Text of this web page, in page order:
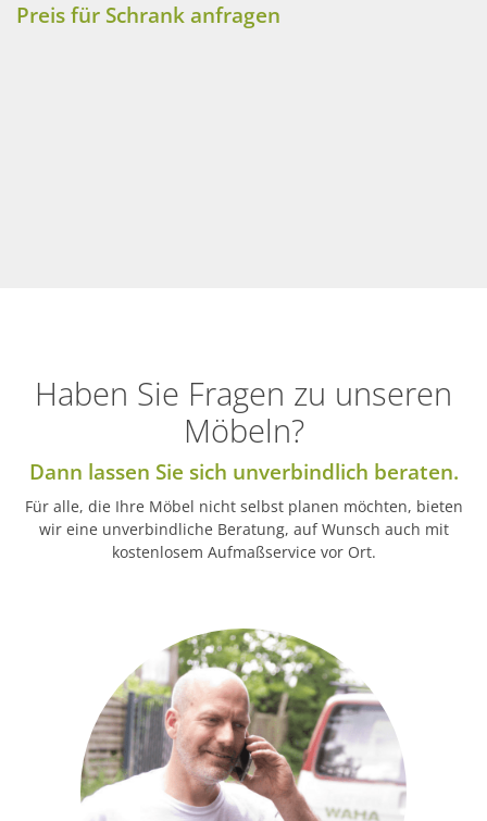
Preis für Schrank anfragen
Haben Sie Fragen zu unseren
Möbeln?
Dann lassen Sie sich unverbindlich beraten.
Für alle, die Ihre Möbel nicht selbst planen möchten, bieten
wir eine unverbindliche Beratung, auf Wunsch auch mit
kostenlosem Aufmaßservice vor Ort.